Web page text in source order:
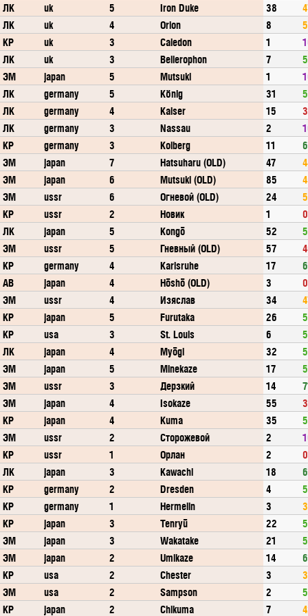
ЛК
uk 5 Iron Duke 38
ЛК
uk 4 Orion 8
КР
uk 3 Caledon 1
ЛК
uk 3 Bellerophon 7
ЭМ
japan 5 Mutsuki 1
ЛК
germany 5 König 31
ЛК
germany 4 Kaiser 15
ЛК
germany 3 Nassau 2
КР
germany 3 Kolberg 11
ЭМ
japan 7 Hatsuharu (OLD) 47
ЭМ
japan 6 Mutsuki (OLD) 85
ЭМ
ussr 6 Огневой (OLD) 24
КР
ussr 2 Новик 1
0
ЛК
japan 5 Kongō 52
ЭМ
ussr 5 Гневный (OLD) 57
КР
germany 4 Karlsruhe 17
АВ
japan 4 Hōshō (OLD) 3
0
ЭМ
ussr 4 Изяслав 34
КР
japan 5 Furutaka 26
КР
usa 3 St. Louis 6
ЛК
japan 4 Myōgi 32
ЭМ
japan 5 Minekaze 17
ЭМ
ussr 3 Дерзкий 14
ЭМ
japan 4 Isokaze 55
КР
japan 4 Kuma 35
ЭМ
ussr 2 Сторожевой 2
КР
ussr 1 Орлан 2
0
ЛК
japan 3 Kawachi 18
КР
germany 2 Dresden 4
КР
germany 1 Hermelin 3
КР
japan 3 Tenryū 22
ЭМ
japan 3 Wakatake 21
ЭМ
japan 2 Umikaze 14
КР
usa 2 Chester 3
ЭМ
usa 2 Sampson 2
КР
japan 2 Chikuma 7